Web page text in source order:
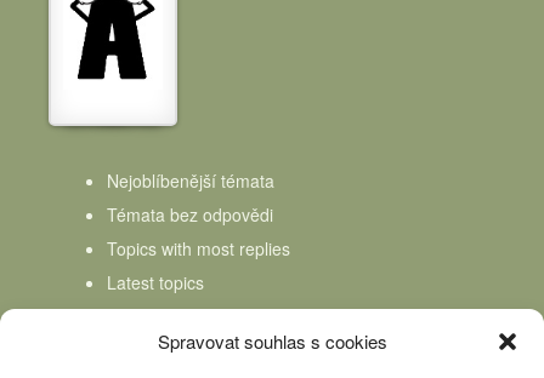
Spravovat souhlas s cookies
Nejoblíbenější témata
Témata bez odpovědi
Topics with most replies
Latest topics
Topics Freshness